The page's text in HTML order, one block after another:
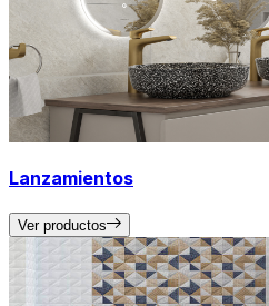
Lanzamientos
Ver productos